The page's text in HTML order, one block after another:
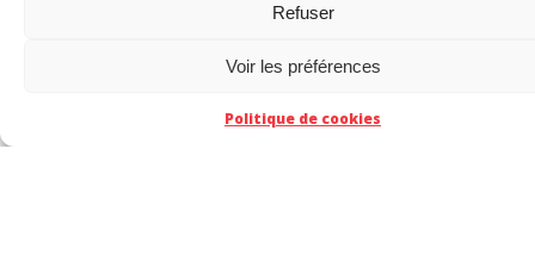
Refuser
Voir les préférences
Politique de cookies
Quel est ton juron, gros mot ou blasphème
Putain !